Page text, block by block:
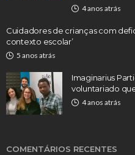
4 anos atrás
Cuidadores de crianças com
contexto escolar’
5 anos atrás
Imaginarius
voluntariado
4 anos atrás
COMENTÁRIOS RECENTES